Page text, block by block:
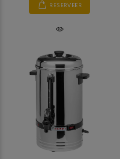
RESERVEER